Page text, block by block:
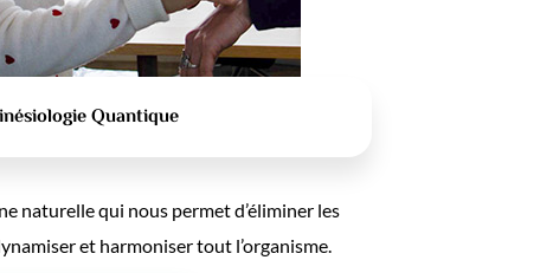
Quantique
naturelle qui nous permet d’éliminer les
et harmoniser tout l’organisme.